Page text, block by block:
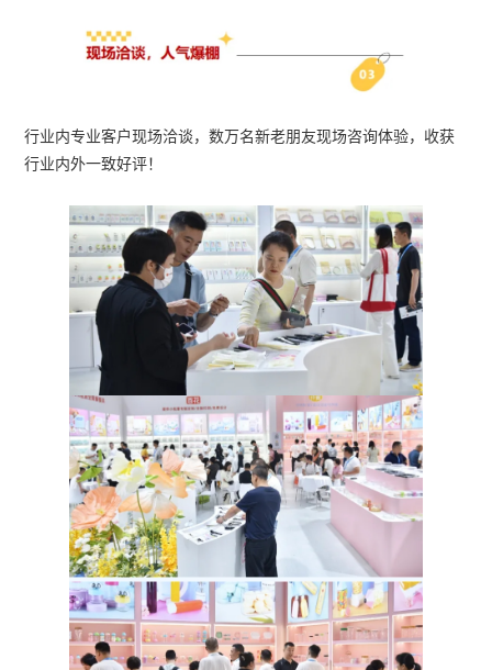
行业内专业客户现场洽谈，数万名新老朋友现场咨询体验，收获
行业内外一致好评！